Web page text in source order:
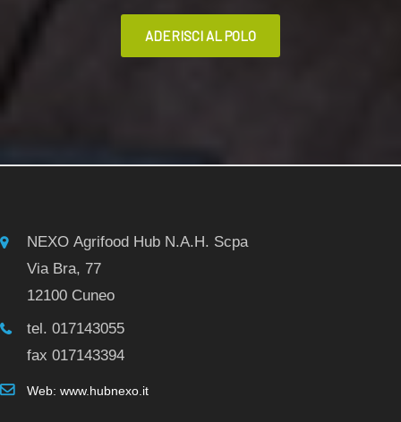
ADERISCI AL POLO
NEXO Agrifood Hub N.A.H. Scpa
Via Bra, 77
12100 Cuneo
tel. 017143055
fax 017143394
Web: www.hubnexo.it